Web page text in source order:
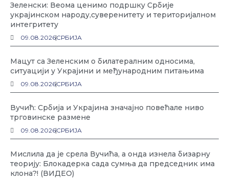
Зеленски: Веома ценимо подршку Србије
украјинском народу,суверенитету и територијалном
интегритету
09.08.2026СРБИЈА
Мацут са Зеленским о билатералним односима,
ситуацији у Украјини и међународним питањима
09.08.2026СРБИЈА
Вучић: Србија и Украјина значајно повећале ниво
трговинске размене
09.08.2026СРБИЈА
Мислила да је срела Вучића, а онда изнела бизарну
теорију: Блокадерка сада сумња да председник има
клона?! (ВИДЕО)